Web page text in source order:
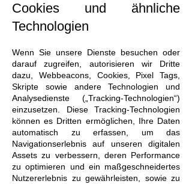
Cookies und ähnliche
Technologien
Wenn Sie unsere Dienste besuchen oder
darauf zugreifen, autorisieren wir Dritte
dazu, Webbeacons, Cookies, Pixel Tags,
Skripte sowie andere Technologien und
Analysedienste („Tracking-Technologien“)
einzusetzen. Diese Tracking-Technologien
können es Dritten ermöglichen, Ihre Daten
automatisch zu erfassen, um das
Navigationserlebnis auf unseren digitalen
Assets zu verbessern, deren Performance
zu optimieren und ein maßgeschneidertes
Nutzererlebnis zu gewährleisten, sowie zu